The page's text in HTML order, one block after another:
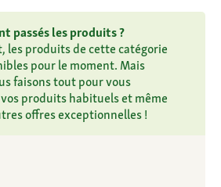
passés les produits ?
les produits de cette catégorie
pour le moment. Mais
faisons tout pour vous
produits habituels et même
offres exceptionnelles !